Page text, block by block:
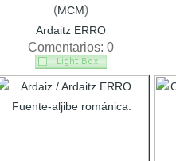
(MCM)
Ardaitz ERRO
Comentarios: 0